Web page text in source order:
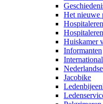
Het nieuwe
Hospitaleren
Huiskamer
Informanten
Jacobike